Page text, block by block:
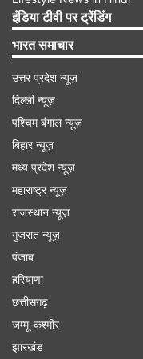
शुभ रंग- भूरा
शुभ अंक- 7
इंडिया टीवी पर ट्रेंडिंग
भारत समाचार
उत्तर प्रदेश न्यूज़
दिल्ली न्यूज़
पश्चिम बंगाल न्यूज़
बिहार न्यूज़
मध्य प्रदेश न्यूज़
महाराष्ट्र न्यूज़
राजस्थान न्यूज़
गुजरात न्यूज़
पंजाब
हरियाणा
छत्तीसगढ़
जम्मू-कश्मीर
झारखंड